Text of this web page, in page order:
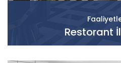
Restorant